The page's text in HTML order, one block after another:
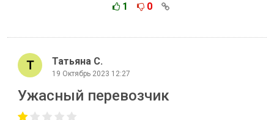
1 0
Татьяна С.
19 Октябрь 2023 12:27
Ужасный перевозчик